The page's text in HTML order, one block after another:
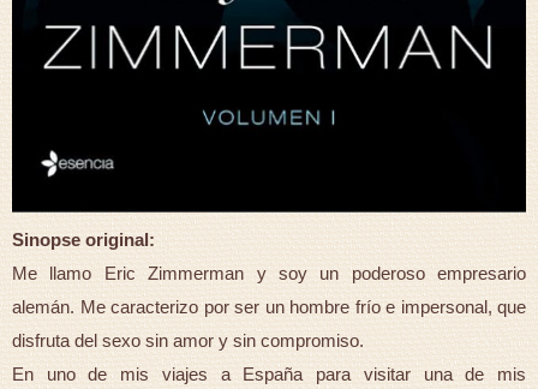
Sinopse original:
Me llamo Eric Zimmerman y soy un poderoso empresario
alemán. Me caracterizo por ser un hombre frío e impersonal, que
disfruta del sexo sin amor y sin compromiso.
En uno de mis viajes a España para visitar una de mis